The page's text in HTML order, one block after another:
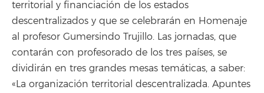
territorial y financiación de los estados
descentralizados y que se celebrarán en Homenaje
al profesor Gumersindo Trujillo. Las jornadas, que
contarán con profesorado de los tres países, se
dividirán en tres grandes mesas temáticas, a saber:
«La organización territorial descentralizada. Apuntes